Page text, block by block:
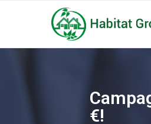
€!